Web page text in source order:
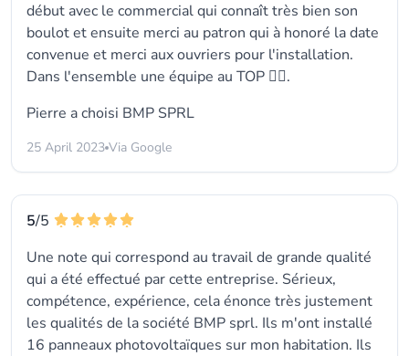
début avec le commercial qui connaît très bien son
boulot et ensuite merci au patron qui à honoré la date
convenue et merci aux ouvriers pour l'installation.
Dans l'ensemble une équipe au TOP 👍🏻.
Pierre a choisi BMP SPRL
25 April 2023 Via Google
5/5
Une note qui correspond au travail de grande qualité
qui a été effectué par cette entreprise. Sérieux,
compétence, expérience, cela énonce très justement
les qualités de la société BMP sprl. Ils m'ont installé
16 panneaux photovoltaïques sur mon habitation. Ils